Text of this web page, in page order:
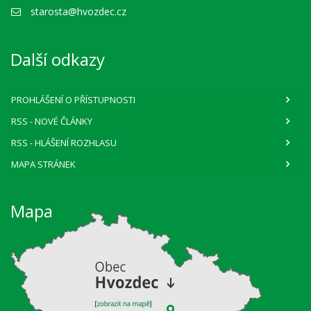
starosta@hvozdec.cz
Další odkazy
PROHLÁŠENÍ O PŘÍSTUPNOSTI
RSS - NOVÉ ČLÁNKY
RSS - HLÁŠENÍ ROZHLASU
MAPA STRÁNEK
Mapa